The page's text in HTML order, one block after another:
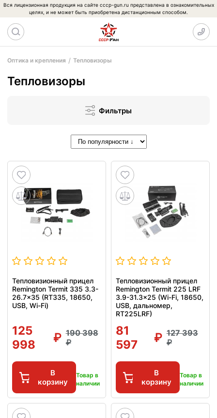
Вся лицензионная продукция на сайте cccp-gun.ru представлена в ознакомительных
целях, и не может быть приобретена дистанционным способом.
Оптика и крепления Тепловизоры
Тепловизоры
Фильтры
Тепловизионный прицел
Remington Termit 335 3.3-
26.7x35 (RT335, 18650,
USB, Wi-Fi)
125
998
190 398
В
корзину
Товар в
наличии
Тепловизионный прицел
Remington Termit 225 LRF
3.9-31.3x25 (Wi-Fi, 18650,
USB, дальномер,
RT225LRF)
81
597
127 393
В
корзину
Товар в
наличии